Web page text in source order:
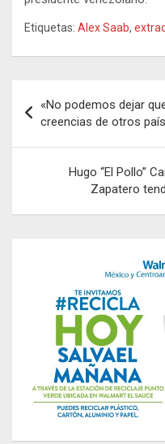
Etiquetas: Alex Saab,
de
entradas
«No podemos dejar
creencias de otros
Hugo “El Pollo”
Zapatero